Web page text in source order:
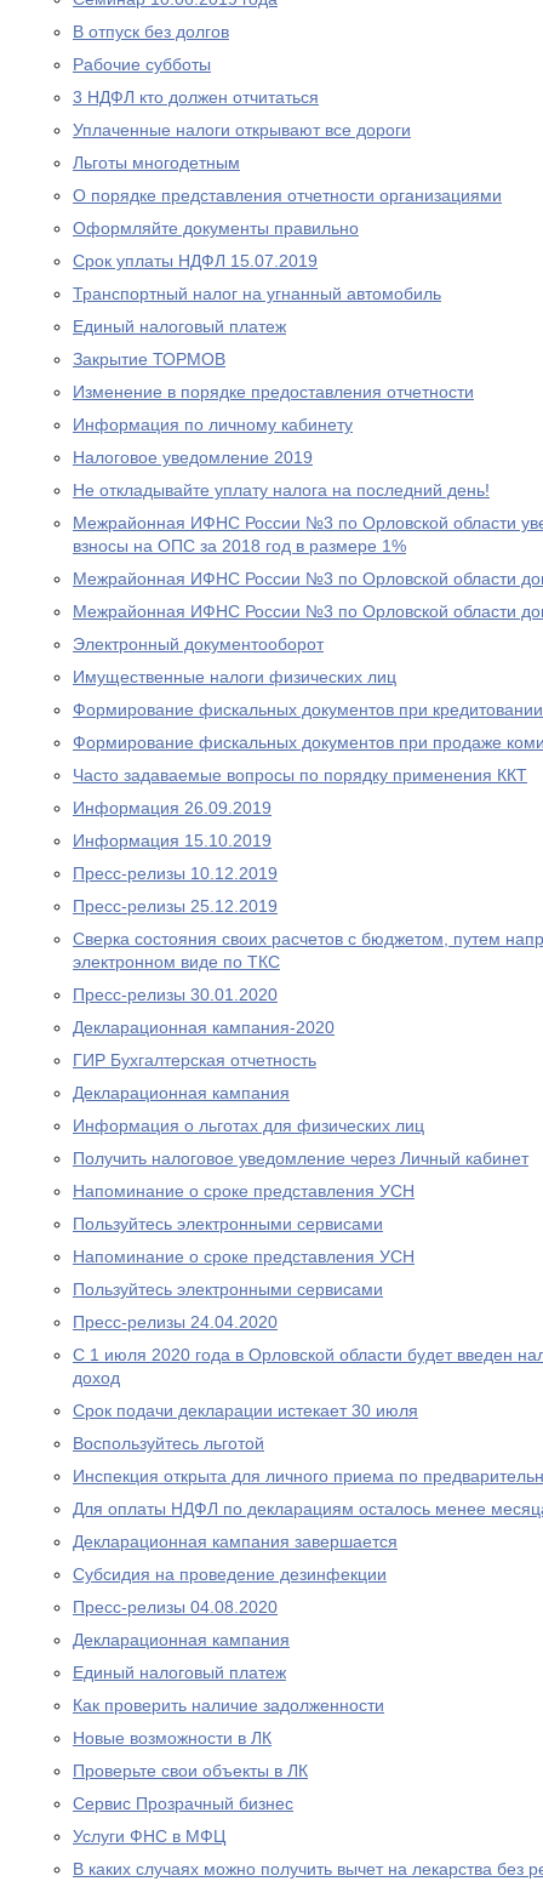
В отпуск без долгов
Рабочие субботы
3 НДФЛ кто должен отчитаться
Уплаченные налоги открывают все дороги
Льготы многодетным
О порядке представления отчетности организациями
Оформляйте документы правильно
Срок уплаты НДФЛ 15.07.2019
Транспортный налог на угнанный автомобиль
Единый налоговый платеж
Закрытие ТОРМОВ
Изменение в порядке предоставления отчетности
Информация по личному кабинету
Налоговое уведомление 2019
Не откладывайте уплату налога на последний день!
Межрайонная ИФНС России №3 по Орловской области
взносы на ОПС за 2018 год в размере 1%
Межрайонная ИФНС России №3 по Орловской области
Межрайонная ИФНС России №3 по Орловской области
Электронный документооборот
Имущественные налоги физических лиц
Формирование фискальных документов при кредитовании
Формирование фискальных документов при продаже
Часто задаваемые вопросы по порядку применения ККТ
Информация 26.09.2019
Информация 15.10.2019
Пресс-релизы 10.12.2019
Пресс-релизы 25.12.2019
Сверка состояния своих расчетов с бюджетом, путем
электронном виде по ТКС
Пресс-релизы 30.01.2020
Декларационная кампания-2020
ГИР Бухгалтерская отчетность
Декларационная кампания
Информация о льготах для физических лиц
Получить налоговое уведомление через Личный кабинет
Напоминание о сроке представления УСН
Пользуйтесь электронными сервисами
Напоминание о сроке представления УСН
Пользуйтесь электронными сервисами
Пресс-релизы 24.04.2020
С 1 июля 2020 года в Орловской области будет введен
доход
Срок подачи декларации истекает 30 июля
Воспользуйтесь льготой
Инспекция открыта для личного приема по
Для оплаты НДФЛ по декларациям осталось менее
Декларационная кампания завершается
Субсидия на проведение дезинфекции
Пресс-релизы 04.08.2020
Декларационная кампания
Единый налоговый платеж
Как проверить наличие задолженности
Новые возможности в ЛК
Проверьте свои объекты в ЛК
Сервис Прозрачный бизнес
Услуги ФНС в МФЦ
В каких случаях можно получить вычет на лекарства без